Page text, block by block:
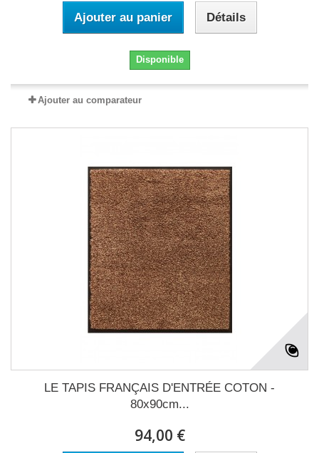
Ajouter au panier Détails
Disponible
Ajouter au comparateur
LE TAPIS FRANÇAIS D'ENTRÉE COTON -
80x90cm...
94,00 €